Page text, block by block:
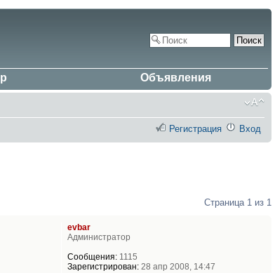
Объявления
Регистрация Вход
Страница 1 из 1
evbar
Администратор
Сообщения:1115
Зарегистрирован:28 апр 2008, 14:47